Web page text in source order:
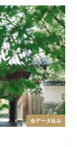
全データ込み